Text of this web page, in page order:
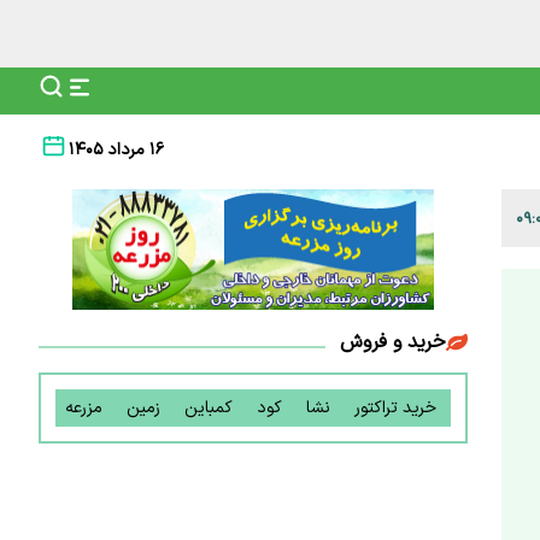
۱۶ مرداد ۱۴۰۵
خرید و فروش
خرید تراکتور نشا کود کمباین زمین مزرعه